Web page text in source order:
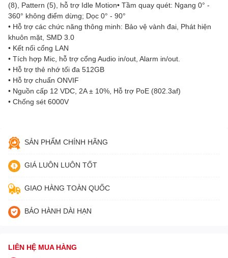
(8), Pattern (5), hỗ trợ Idle Motion• Tầm quay quét: Ngang 0° -
360° không điểm dừng; Dọc 0° - 90°
• Hỗ trợ các chức năng thông minh: Bảo vệ vành đai, Phát hiện
khuôn mặt, SMD 3.0
• Kết nối cổng LAN
• Tích hợp Mic, hỗ trợ cổng Audio in/out, Alarm in/out.
• Hỗ trợ thẻ nhớ tối đa 512GB
• Hỗ trợ chuẩn ONVIF
• Nguồn cấp 12 VDC, 2A ± 10%, Hỗ trợ PoE (802.3af)
• Chống sét 6000V
SẢN PHẨM CHÍNH HÃNG
GIÁ LUÔN LUÔN TỐT
GIAO HÀNG TOÀN QUỐC
BẢO HÀNH DÀI HẠN
LIÊN HỆ MUA HÀNG